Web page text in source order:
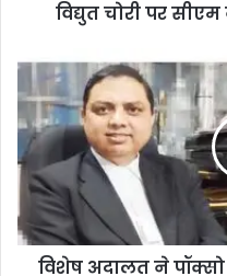
विद्युत चोरी पर
विशेष अदालत ने